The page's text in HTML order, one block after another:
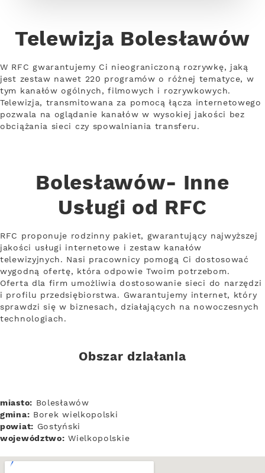
Telewizja Bolesławów
W RFC gwarantujemy Ci nieograniczoną rozrywkę, jaką
jest zestaw nawet 220 programów o różnej tematyce, w
tym kanałów ogólnych, filmowych i rozrywkowych.
Telewizja, transmitowana za pomocą łącza internetowego
pozwala na oglądanie kanałów w wysokiej jakości bez
obciążania sieci czy spowalniania transferu.
Bolesławów- Inne
Usługi od RFC
RFC proponuje rodzinny pakiet, gwarantujący najwyższej
jakości usługi internetowe i zestaw kanałów
telewizyjnych. Nasi pracownicy pomogą Ci dostosować
wygodną ofertę, która odpowie Twoim potrzebom.
Oferta dla firm umożliwia dostosowanie sieci do narzędzi
i profilu przedsiębiorstwa. Gwarantujemy internet, który
sprawdzi się w biznesach, działających na nowoczesnych
technologiach.
Obszar działania
miasto: Bolesławów
gmina: Borek wielkopolski
powiat: Gostyński
województwo: Wielkopolskie